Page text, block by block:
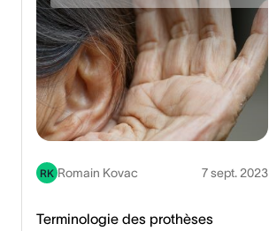
RK Romain Kovac 7 sept. 2023
Terminologie des prothèses